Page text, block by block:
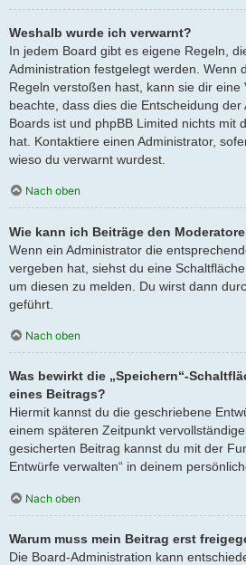
Weshalb wurde ich verwarnt?
In jedem Board gibt es eigene Regeln,
Administration festgelegt werden. Wenn
Regeln verstoßen hast, kann sie dir eine
beachte, dass dies die Entscheidung der
Boards ist und phpBB Limited nichts mit
hat. Kontaktiere einen Administrator,
wieso du verwarnt wurdest.
Nach oben
Wie kann ich Beiträge den
Wenn ein Administrator die
vergeben hat, siehst du eine
um diesen zu melden. Du wirst dann
geführt.
Nach oben
Was bewirkt die „Speichern“-
eines Beitrags?
Hiermit kannst du die geschriebene
einem späteren Zeitpunkt
gesicherten Beitrag kannst du mit der
Entwürfe verwalten“ in deinem
Nach oben
Warum muss mein Beitrag erst
Die Board-Administration kann